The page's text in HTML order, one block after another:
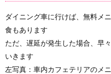
ダイニング車に行けば、無料メ
食もあります
ただ、遅延が発生した場合、早
いきます
左写真：車内カフェテリアのメ